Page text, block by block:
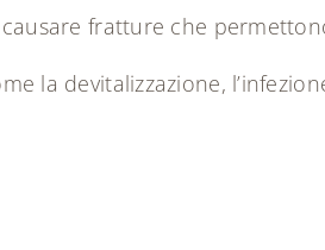
fratture che
la devitalizzazione,